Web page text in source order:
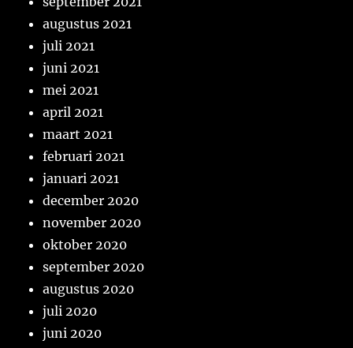
augustus 2021
juli 2021
juni 2021
mei 2021
april 2021
maart 2021
februari 2021
januari 2021
december 2020
november 2020
oktober 2020
september 2020
augustus 2020
juli 2020
juni 2020